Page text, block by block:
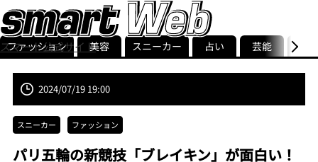
スマート公式サイト
smart最新号
記事一覧ランキング
ストリ
ファッション 美容 スニーカー 占い 芸能 グル
2024/07/19 19:00
スニーカー ファッション
パリ五輪の新競技「ブレイキン」が面白い！